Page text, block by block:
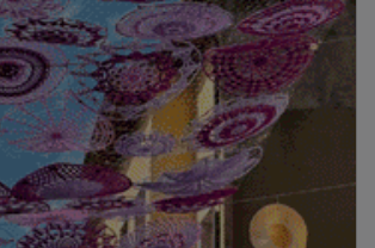
individuales del país, tanto en
como masculina, con
las 17 federaciones autonómicas y
estarán algunas de las
de la gimnasia española, como Alba
Picó, integrantes del equipo
finalistas en el Campeonato de